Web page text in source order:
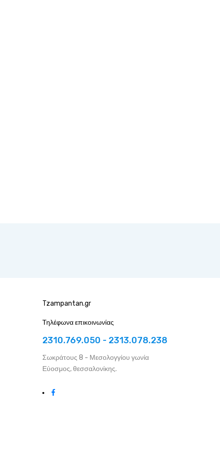
Tzampantan.gr
Τηλέφωνα επικοινωνίας
2310.769.050 - 2313.078.238
Σωκράτους 8 - Μεσολογγίου γωνία
Εύοσμος, θεσσαλονίκης.